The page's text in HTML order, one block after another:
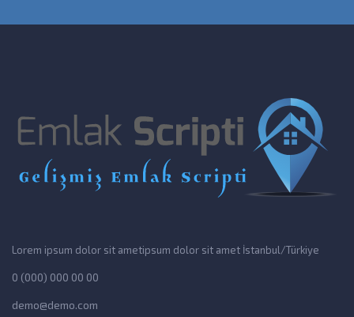
Lorem ipsum dolor sit ametipsum dolor sit amet İstanbul/Türkiye
0 (000) 000 00 00
demo@demo.com